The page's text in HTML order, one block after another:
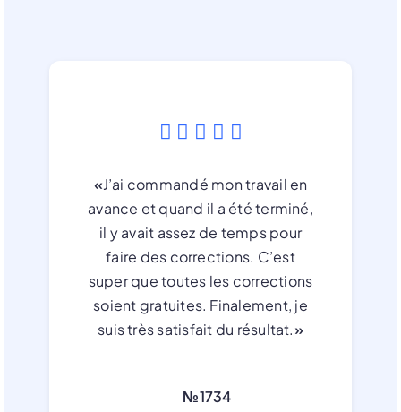
«J’ai commandé mon travail en
avance et quand il a été terminé,
il y avait assez de temps pour
faire des corrections. C’est
super que toutes les corrections
soient gratuites. Finalement, je
suis très satisfait du résultat.»
№1734